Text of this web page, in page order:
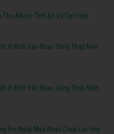
Thu Album Tình Bơ Vơ Cực Hay
ft Đình Văn Nhạc Vàng Thập Niên
ft Đình Văn Nhạc Vàng Thập Niên
Em Ngày Mưa Nhạc Chọn Lọc Hay